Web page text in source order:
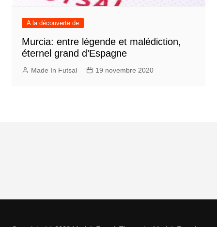
A la découverte de
Murcia: entre légende et malédiction,
éternel grand d’Espagne
Made In Futsal 19 novembre 2020